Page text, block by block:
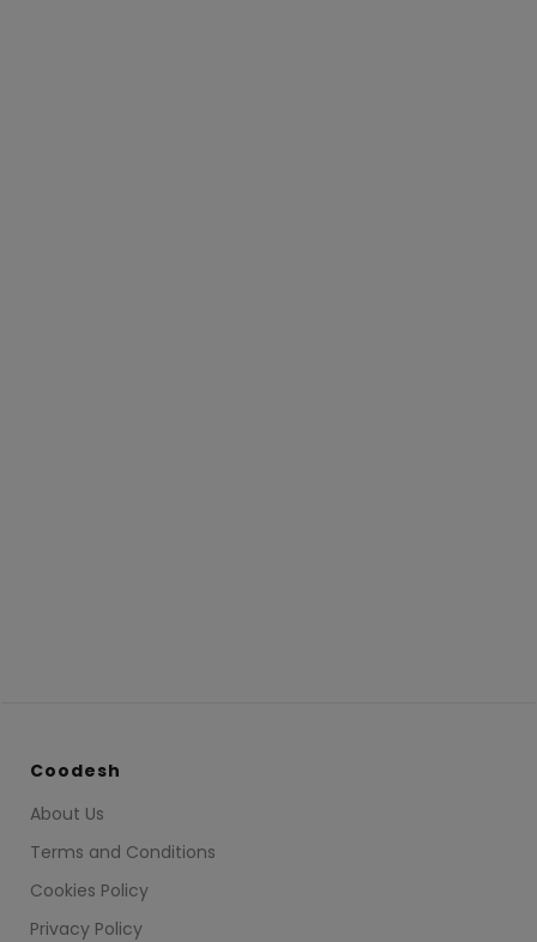
Coodesh
About Us
Terms and Conditions
Cookies Policy
Privacy Policy